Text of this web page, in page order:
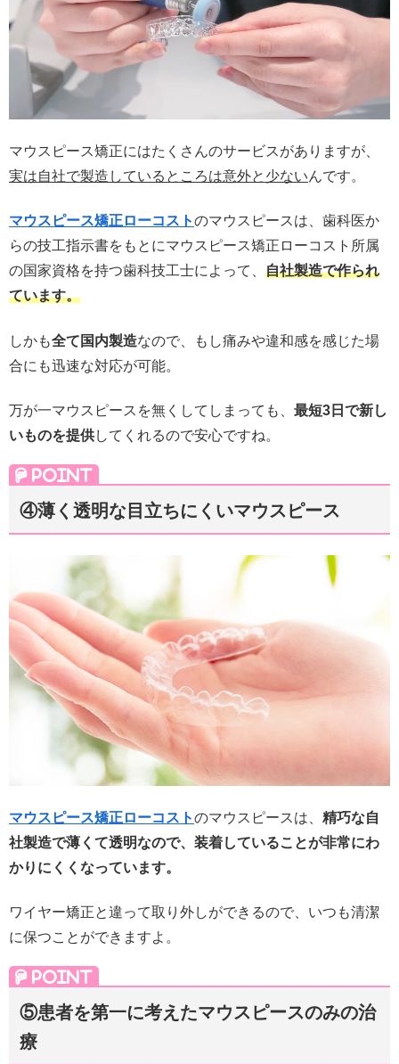
マウスピース矯正にはたくさんのサービスがありますが、
実は自社で製造しているところは意外と少ないんです。
マウスピース矯正ローコストのマウスピースは、歯科医か
らの技工指示書をもとにマウスピース矯正ローコスト所属
の国家資格を持つ歯科技工士によって、 自社製造で作られ
ています。
しかも全て国内製造なので、もし痛みや違和感を感じた場
合にも迅速な対応が可能。
万が一マウスピースを無くしてしまっても、 最短3日で新し
いものを提供してくれるので安心ですね。
④薄く透明な目立ちにくいマウスピース
マウスピース矯正ローコストのマウスピースは、 精巧な自
社製造で薄くて透明なので、装着していることが非常にわ
かり にくくなっています。
ワイヤー矯正と違って取り外しができるので、 いつも清潔
に保つことができますよ。
⑤患者を第一に考えたマウスピースのみの治
療